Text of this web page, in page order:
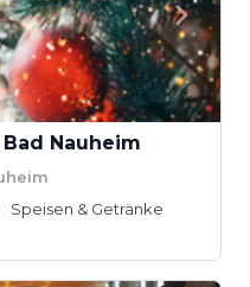
Nauheim
Speisen & Getränke